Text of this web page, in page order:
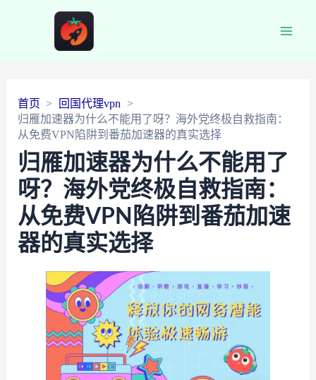
首页
回国代理vpn
归雁加速器为什么不能用了呀？海外党终极自救指南：
从免费VPN陷阱到番茄加速器的真实选择
归雁加速器为什么不能用了
呀？海外党终极自救指南：
从免费VPN陷阱到番茄加速
器的真实选择